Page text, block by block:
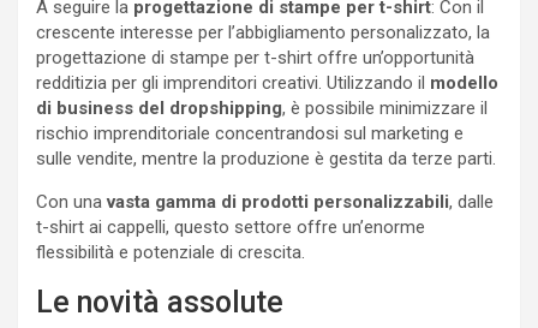
A seguire la progettazione di stampe per t-shirt: Con il
crescente interesse per l’abbigliamento personalizzato, la
progettazione di stampe per t-shirt offre un’opportunità
redditizia per gli imprenditori creativi. Utilizzando il modello
di business del dropshipping, è possibile minimizzare il
rischio imprenditoriale concentrandosi sul marketing e
sulle vendite, mentre la produzione è gestita da terze parti.
Con unavasta gamma di prodotti personalizzabili, dalle
t-shirt ai cappelli, questo settore offre un’enorme
flessibilità e potenziale di crescita.
Le novità assolute